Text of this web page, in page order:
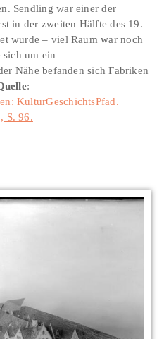
Sendling war einer der
in der zweiten Hälfte des 19.
wurde – viel Raum war noch
sich um ein
Nähe befanden sich Fabriken
:
KulturGeschichtsPfad.
S. 96.